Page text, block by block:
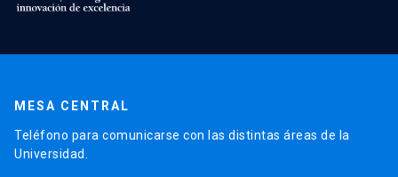
MESA CENTRAL
Teléfono para comunicarse con las distintas áreas de la
Universidad.